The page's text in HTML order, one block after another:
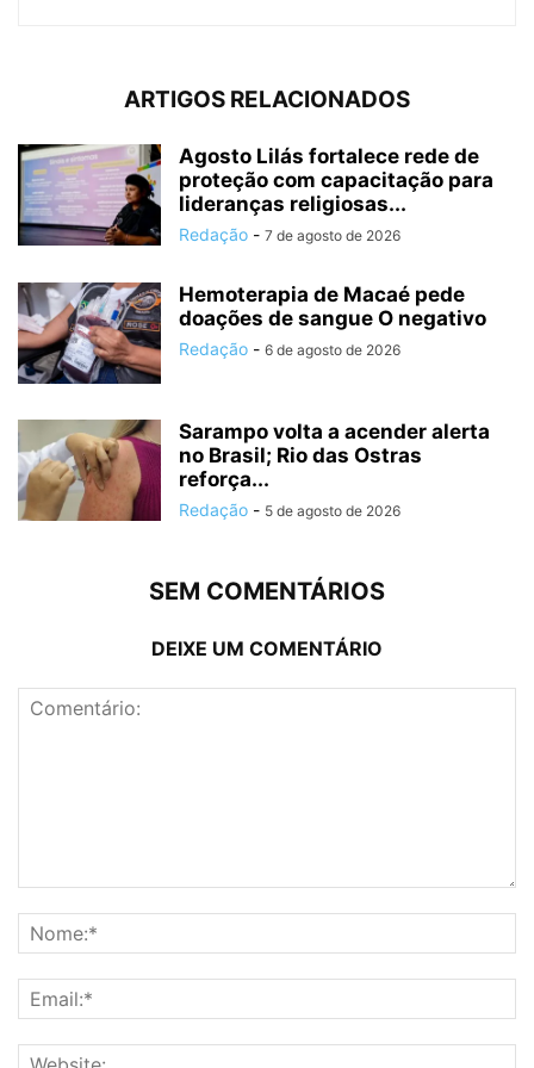
ARTIGOS RELACIONADOS
Agosto Lilás fortalece rede de
proteção com capacitação para
lideranças religiosas...
Redação - 7 de agosto de 2026
Hemoterapia de Macaé pede
doações de sangue O negativo
Redação - 6 de agosto de 2026
Sarampo volta a acender alerta
no Brasil; Rio das Ostras
reforça...
Redação - 5 de agosto de 2026
SEM COMENTÁRIOS
DEIXE UM COMENTÁRIO